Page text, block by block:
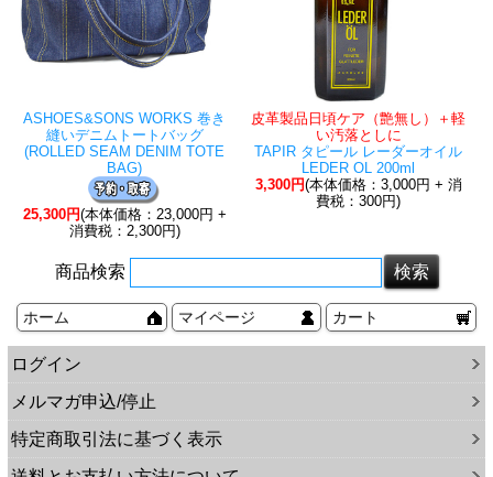
ASHOES&SONS WORKS 巻き
縫いデニムトートバッグ
(ROLLED SEAM DENIM TOTE
BAG)
25,300円(本体価格：23,000円 +
消費税：2,300円)
皮革製品日頃ケア（艶無し）＋軽
い汚落としに
TAPIR タピール レーダーオイル
LEDER OL 200ml
3,300円(本体価格：3,000円 + 消
費税：300円)
商品検索
ホーム マイページ カート
ログイン
メルマガ申込/停止
特定商取引法に基づく表示